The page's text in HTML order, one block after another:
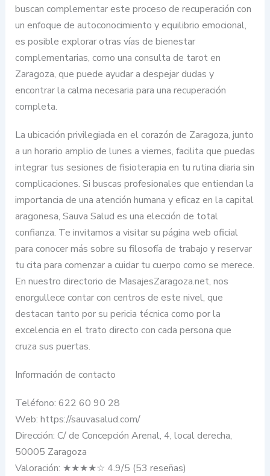
buscan complementar este proceso de recuperación con
un enfoque de autoconocimiento y equilibrio emocional,
es posible explorar otras vías de bienestar
complementarias, como una consulta de tarot en
Zaragoza, que puede ayudar a despejar dudas y
encontrar la calma necesaria para una recuperación
completa.
La ubicación privilegiada en el corazón de Zaragoza, junto
a un horario amplio de lunes a viernes, facilita que puedas
integrar tus sesiones de fisioterapia en tu rutina diaria sin
complicaciones. Si buscas profesionales que entiendan la
importancia de una atención humana y eficaz en la capital
aragonesa, Sauva Salud es una elección de total
confianza. Te invitamos a visitar su página web oficial
para conocer más sobre su filosofía de trabajo y reservar
tu cita para comenzar a cuidar tu cuerpo como se merece.
En nuestro directorio de MasajesZaragoza.net, nos
enorgullece contar con centros de este nivel, que
destacan tanto por su pericia técnica como por la
excelencia en el trato directo con cada persona que
cruza sus puertas.
Información de contacto
Teléfono: 622 60 90 28
Web: https://sauvasalud.com/
Dirección: C/ de Concepción Arenal, 4, local derecha,
50005 Zaragoza
Valoración: ★★★★☆ 4.9/5 (53 reseñas)